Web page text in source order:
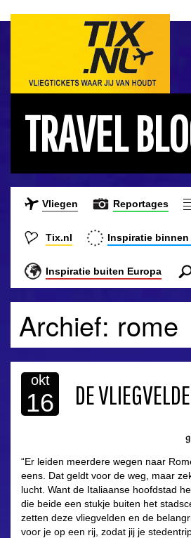
TRAVEL
Vliegen Reportages
Tix.nl Inspiratie binnen
Inspiratie buiten Europa
Archief: rome
okt
16 DE
“Er leiden meerdere wegen naar
eens. Dat geldt voor de weg, maar
lucht. Want de Italiaanse hoofdstad
die beide een stukje buiten het
zetten deze vliegvelden en de
voor je op een rij, zodat jij je